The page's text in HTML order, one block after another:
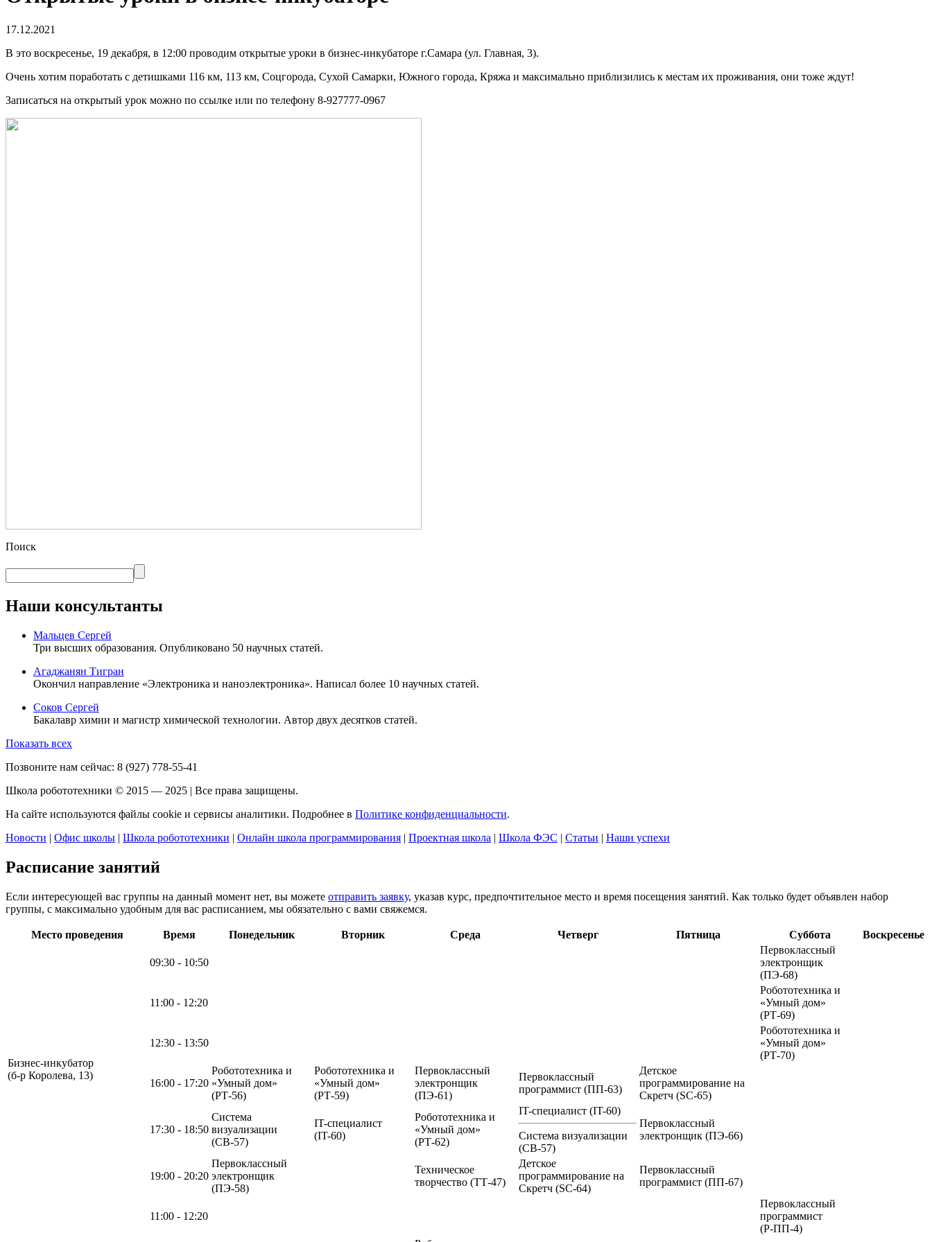
17.12.2021
В это воскресенье, 19 декабря, в 12:00 проводим открытые уроки в бизнес-инкубаторе г.Самара (ул. Главная, 3).
Очень хотим поработать с детишками 116 км, 113 км, Соцгорода, Сухой Самарки, Южного города, Кряжа и максимально приблизились к местам их проживания, они тоже ждут!
Записаться на открытый урок можно по ссылке или по телефону 8-927777-0967
Поиск
Наши консультанты
Мальцев Сергей
Три высших образования. Опубликовано 50 научных статей.
Агаджанян Тигран
Окончил направление «Электроника и наноэлектроника». Написал более 10 научных статей.
Соков Сергей
Бакалавр химии и магистр химической технологии. Автор двух десятков статей.
Показать всех
Позвоните нам сейчас: 8 (927) 778-55-41
Школа робототехники © 2015 — 2025 | Все права защищены.
На сайте используются файлы cookie и сервисы аналитики. Подробнее в Политике конфиденциальности.
Новости | Офис школы | Школа робототехники | Онлайн школа программирования | Проектная школа | Школа ФЭС | Статьи | Наши успехи
Расписание занятий
Если интересующей вас группы на данный момент нет, вы можете отправить заявку, указав курс, предпочтительное место и время посещения занятий. Как только будет объявлен набор
группы, с максимально удобным для вас расписанием, мы обязательно с вами свяжемся.
Место проведения Время Понедельник Вторник Среда Четверг Пятница Суббота Воскресенье
Бизнес-инкубатор
(б-р Королева, 13)
09:30 - 10:50
Первоклассный
электронщик
(ПЭ-68)
11:00 - 12:20
Робототехника и
«Умный дом»
(РТ-69)
12:30 - 13:50
Робототехника и
«Умный дом»
(РТ-70)
16:00 - 17:20
Робототехника и
«Умный дом»
(РТ-56)
Робототехника и
«Умный дом»
(РТ-59)
Первоклассный
электронщик
(ПЭ-61)
Первоклассный
программист (ПП-63)
Детское
программирование на
Скретч (SC-65)
17:30 - 18:50
Система
визуализации
(СВ-57)
IT-специалист
(IT-60)
Робототехника и
«Умный дом»
(РТ-62)
IT-специалист (IT-60)
Система визуализации
(СВ-57)
Первоклассный
электронщик (ПЭ-66)
19:00 - 20:20
Первоклассный
электронщик
(ПЭ-58)
Техническое
творчество (ТТ-47)
Детское
программирование на
Скретч (SC-64)
Первоклассный
программист (ПП-67)
11:00 - 12:20
Первоклассный
программист
(Р-ПП-4)